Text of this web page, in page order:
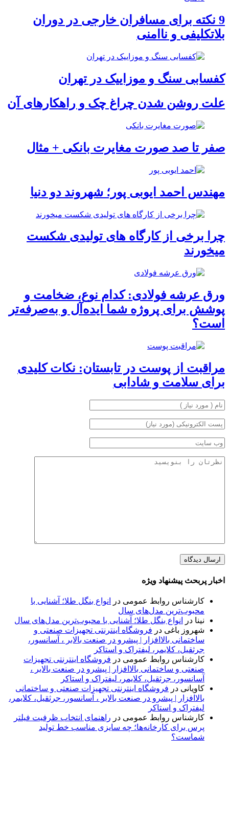
9 نکته برای مسافران خارجی در دوران
بلاتکلیفی و ناامنی
کفسابی سنگ و موزاییک در تهران
علت روشن شدن چراغ چک و راهکارهای آن
صفر تا صد صورت مغایرت بانکی + مثال
مهندس احمد ایوبی ‌پور؛ شهروند دو دنیا
چرا برخی از کارگاه‌ های تولیدی شکست
میخورند
ورق عرشه فولادی: کدام نوع، ضخامت و
پوشش برای پروژه شما ایده‌آل و به‌صرفه‌تر
است؟
مراقبت از پوست در تابستان: نکات کلیدی
برای سلامت و شادابی
اخبار پربحث پیشنهاد ویژه
کارشناس روابط عمومی در
انواع بنگل طلا؛ آشنایی با
محبوب‌ترین مدل‌های سال
نینا در
انواع بنگل طلا؛ آشنایی با محبوب‌ترین مدل‌های سال
شهروز باغی در فروشگاه اینترنتی تجهیزات صنعتی و
ساختمانی بالاافزار | پیشرو در صنعت بالابر ، آسانسور،
جرثقیل، کلایمر، لیفتراک و استاکر
کارشناس روابط عمومی در فروشگاه اینترنتی تجهیزات
صنعتی و ساختمانی بالاافزار | پیشرو در صنعت بالابر ،
آسانسور، جرثقیل، کلایمر، لیفتراک و استاکر
کاویانی در فروشگاه اینترنتی تجهیزات صنعتی و ساختمانی
بالاافزار | پیشرو در صنعت بالابر ، آسانسور، جرثقیل، کلایمر،
لیفتراک و استاکر
کارشناس روابط عمومی در راهنمای انتخاب ظرفیت فیلتر
پرس برای کارخانه‌ها؛ چه سایزی مناسب خط تولید
شماست؟